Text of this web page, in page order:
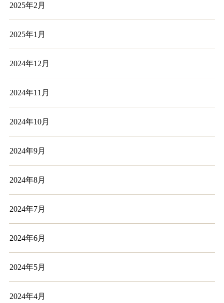
2025年2月
2025年1月
2024年12月
2024年11月
2024年10月
2024年9月
2024年8月
2024年7月
2024年6月
2024年5月
2024年4月